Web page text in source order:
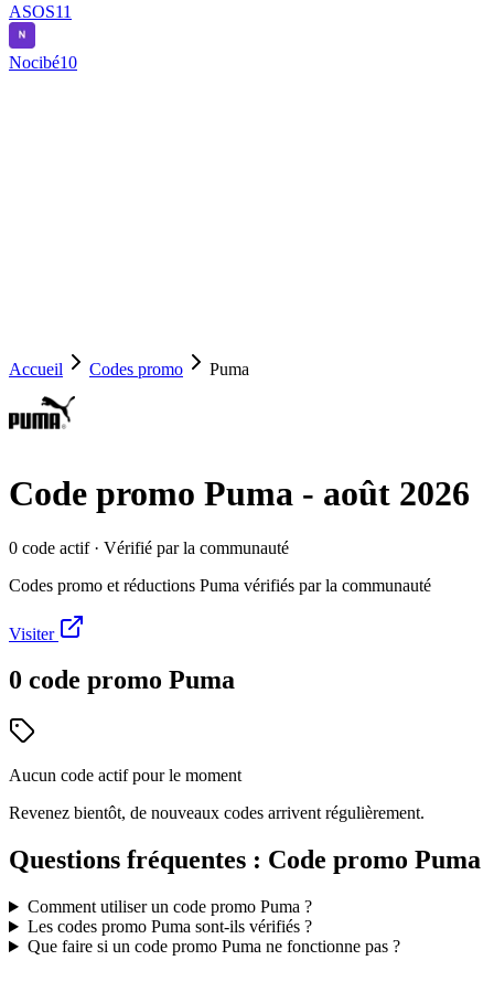
ASOS11
Nocibé10
Accueil Codes promo Puma
Code promo Puma - août 2026
0 code actif· Vérifié par la communauté
Codes promo et réductions Puma vérifiés par la communauté
Visiter
0 code promo Puma
Aucun code actif pour le moment
Revenez bientôt, de nouveaux codes arrivent régulièrement.
Questions fréquentes : Code promo Puma
Comment utiliser un code promo Puma ?
Les codes promo Puma sont-ils vérifiés ?
Que faire si un code promo Puma ne fonctionne pas ?